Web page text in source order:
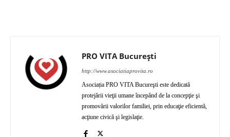
PRO VITA București
http://www.asociatiaprovita.ro
Asociația PRO VITA Bucureşti este dedicată
protejării vieţii umane începând de la concepţie şi
promovării valorilor familiei, prin educaţie eficientă,
acţiune civică şi legislaţie.